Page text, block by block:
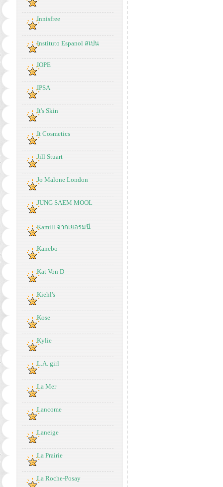
Innisfree
Instituto Espanol สเปน
IOPE
IPSA
It's Skin
It Cosmetics
Jill Stuart
Jo Malone London
JUNG SAEM MOOL
Kamill จากเยอรมนี
Kanebo
Kat Von D
Kiehl's
Kose
Kylie
L.A. girl
La Mer
Lancome
Laneige
La Prairie
La Roche-Posay